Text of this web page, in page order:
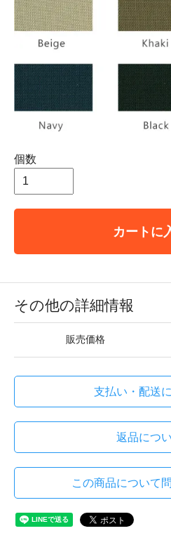
個数
カートに
その他の詳細情報
販売価格
支払い・配送
返品につ
この商品について